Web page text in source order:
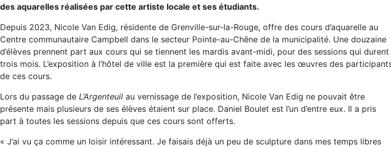
des aquarelles réalisées par cette artiste locale et ses étudiants.
Depuis 2023, Nicole Van Edig, résidente de Grenville-sur-la-Rouge, offre des cours d’aquarelle au
Centre communautaire Campbell dans le secteur Pointe-au-Chêne de la municipalité. Une douzaine
d’élèves prennent part aux cours qui se tiennent les mardis avant-midi, pour des sessions qui durent
trois mois. L’exposition à l’hôtel de ville est la première qui est faite avec les œuvres des
de ces cours.
Lors du passage de L’Argenteuil au vernissage de l’exposition, Nicole Van Edig ne pouvait être
présente mais plusieurs de ses élèves étaient sur place. Daniel Boulet est l’un d’entre eux. Il a pris
part à toutes les sessions depuis que ces cours sont offerts.
« J’ai vu ça comme un loisir intéressant. Je faisais déjà un peu de sculpture dans mes temps libres